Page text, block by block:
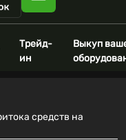
Трейд-
ин
Выкуп
средств на